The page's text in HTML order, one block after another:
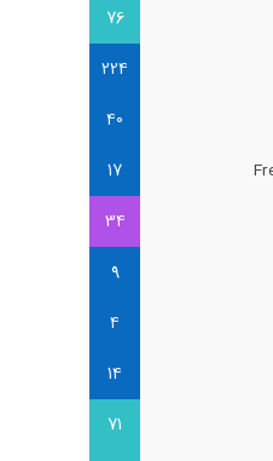
76
224
40
17
34
9
4
14
71